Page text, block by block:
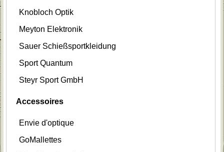
Knobloch Optik
Meyton Elektronik
Sauer Schießsportkleidung
Sport Quantum
Steyr Sport GmbH
Accessoires
Envie d'optique
GoMallettes